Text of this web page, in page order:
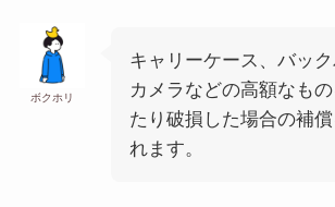
ボクホリ
キャリーケース、バック
カメラなどの高額なも
たり破損した場合の補償
れます。